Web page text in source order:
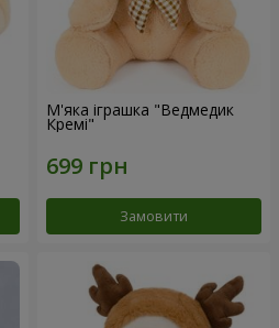
М'яка іграшка "Ведмедик
Кремі"
Замовити